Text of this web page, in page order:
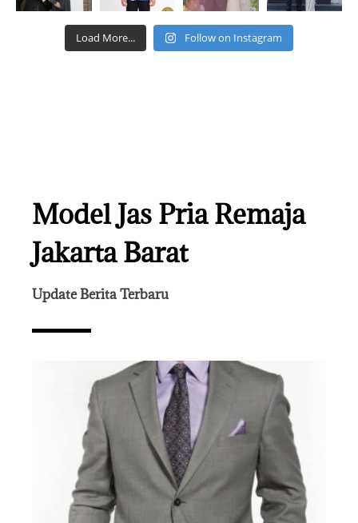
Load More... Follow on Instagram
Model Jas Pria Remaja
Jakarta Barat
Update Berita Terbaru